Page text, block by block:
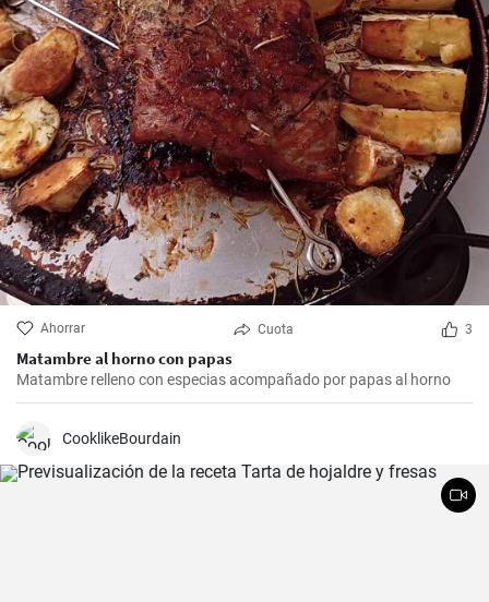
Ahorrar Cuota 3
Matambre al horno con papas
Matambre relleno con especias acompañado por papas al horno
CooklikeBourdain